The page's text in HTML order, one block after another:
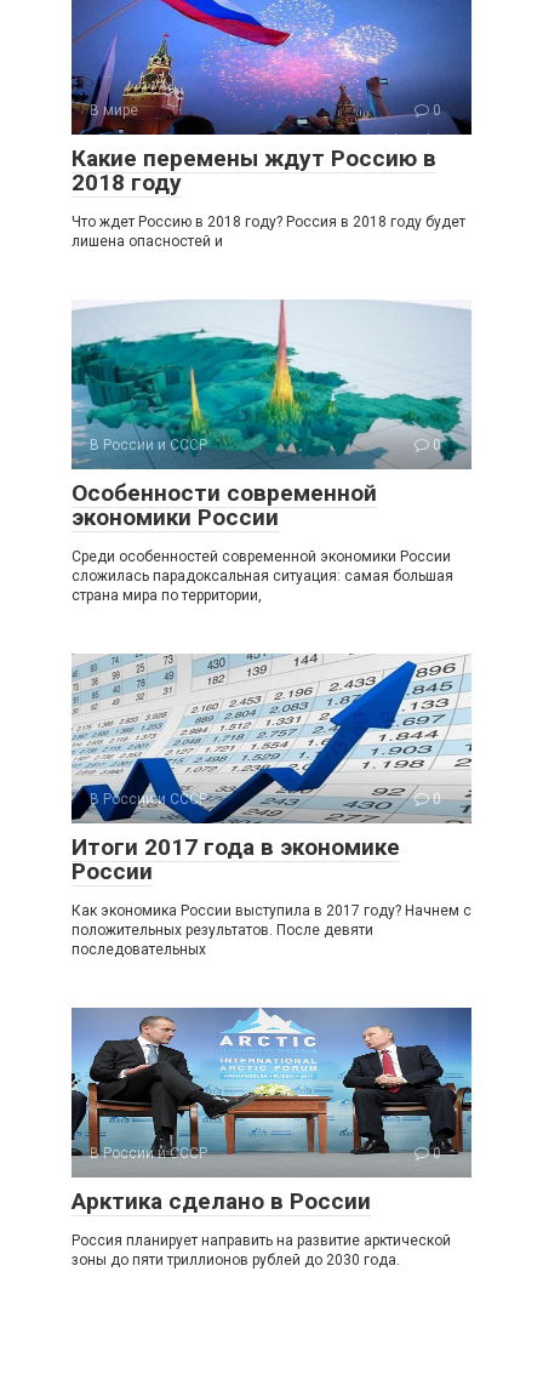
В мире 0
Какие перемены ждут Россию в
2018 году
Что ждет Россию в 2018 году? Россия в 2018 году будет
лишена опасностей и
В России и СССР 0
Особенности современной
экономики России
Среди особенностей современной экономики России
сложилась парадоксальная ситуация: самая большая
страна мира по территории,
В России и СССР 0
Итоги 2017 года в экономике
России
Как экономика России выступила в 2017 году? Начнем с
положительных результатов. После девяти
последовательных
В России и СССР 0
Арктика сделано в России
Россия планирует направить на развитие арктической
зоны до пяти триллионов рублей до 2030 года.